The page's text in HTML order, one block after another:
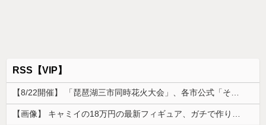
RSS【VIP】